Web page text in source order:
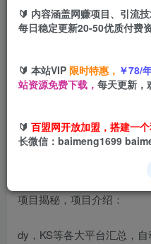
立
自动看广告就能得收益，月
项目揭秘，项目介绍：
dy，KS等各大平台汇总，
🔰 内容涵盖网赚项目、引流
每日稳定更新20-50优质付费
🔰 本站VIP 限时特惠， ￥78/
站资源免费下载， 每天更新，
🔰 百盟网开放加盟，搭建一
长微信：baimeng1699